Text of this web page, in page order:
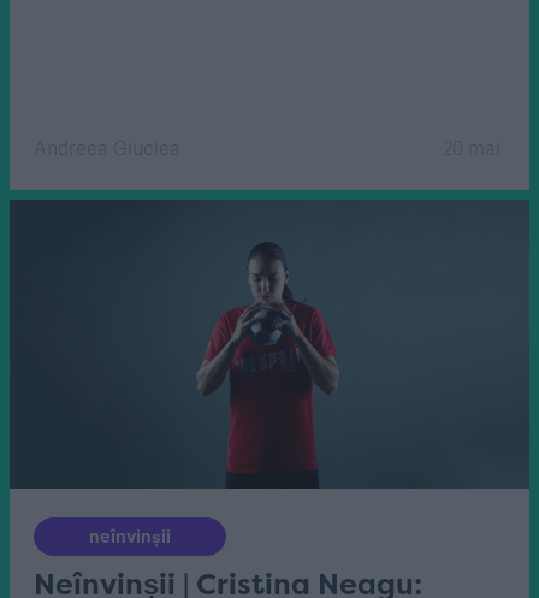
neînvinșii
Neînvinșii | Cristina Neagu: